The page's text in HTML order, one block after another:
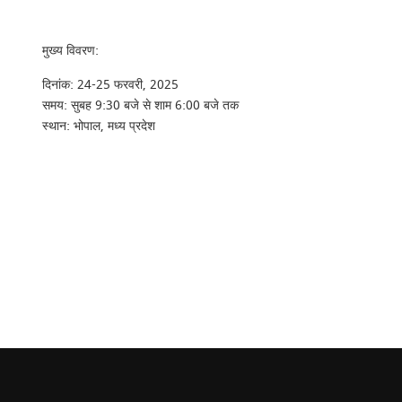
मुख्य विवरण:
दिनांक: 24-25 फरवरी, 2025
समय: सुबह 9:30 बजे से शाम 6:00 बजे तक
स्थान: भोपाल, मध्य प्रदेश